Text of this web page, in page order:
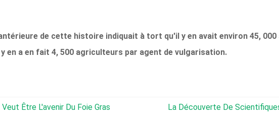
de cette histoire indiquait à tort qu'il y en avait environ 45,
en a en fait 4, 500 agriculteurs par agent de vulgarisation.
Être L'avenir Du Foie Gras La Découverte De Scientifiques Japonais